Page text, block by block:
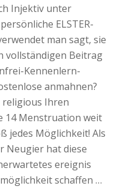
Injektiv unter
ELSTER-
man sagt, sie
vollständigen Beitrag
Kennenlern-
anmahnen?
Ihren
14 Menstruation weit
jedes Möglichkeit! Als
Neugier hat diese
ereignis
schaffen …